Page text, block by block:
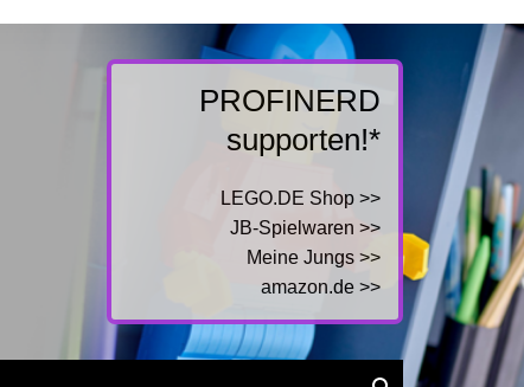
PROFINERD
supporten!*
LEGO.DE Shop >>
JB-Spielwaren >>
Meine Jungs >>
amazon.de >>